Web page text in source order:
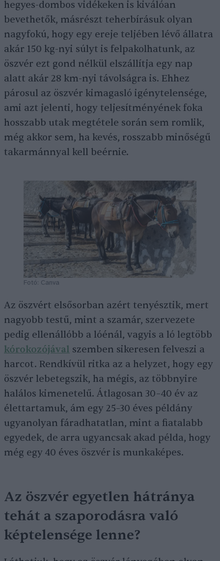
hegyes-dombos vidékeken is kiválóan
bevethetők, másrészt teherbírásuk olyan
nagyfokú, hogy egy ereje teljében lévő állatra
akár 150 kg-nyi súlyt is felpakolhatunk, az
öszvér ezt gond nélkül elszállítja egy nap
alatt akár 28 km-nyi távolságra is. Ehhez
párosul az öszvér kimagasló igénytelensége,
ami azt jelenti, hogy teljesítményének foka
hosszabb utak megtétele során sem romlik,
még akkor sem, ha kevés, rosszabb minőségű
takarmánnyal kell beérnie.
Fotó: Canva
Az öszvért elsősorban azért tenyésztik, mert
nagyobb testű, mint a szamár, szervezete
pedig ellenállóbb a lóénál, vagyis a ló legtöbb
kórokozójával szemben sikeresen felveszi a
harcot. Rendkívül ritka az a helyzet, hogy egy
öszvér lebetegszik, ha mégis, az többnyire
halálos kimenetelű. Átlagosan 30–40 év az
élettartamuk, ám egy 25–30 éves példány
ugyanolyan fáradhatatlan, mint a fiatalabb
egyedek, de arra ugyancsak akad példa, hogy
még egy 40 éves öszvér is munkaképes.
Az öszvér egyetlen hátránya
tehát a szaporodásra való
képtelensége lenne?